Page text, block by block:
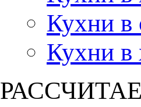
Кухни в
Кухни в